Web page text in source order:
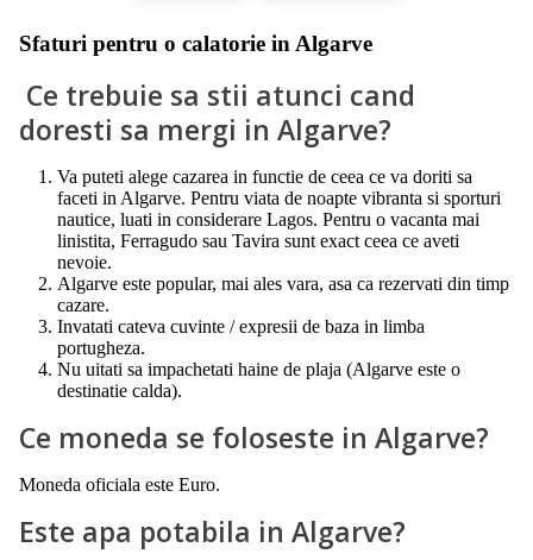
Sfaturi pentru o calatorie in Algarve
Ce trebuie sa stii atunci cand
doresti sa mergi in Algarve?
Va puteti alege cazarea in functie de ceea ce va doriti sa
faceti in Algarve. Pentru viata de noapte vibranta si sporturi
nautice, luati in considerare Lagos. Pentru o vacanta mai
linistita, Ferragudo sau Tavira sunt exact ceea ce aveti
nevoie.
Algarve este popular, mai ales vara, asa ca rezervati din timp
cazare.
Invatati cateva cuvinte / expresii de baza in limba
portugheza.
Nu uitati sa impachetati haine de plaja (Algarve este o
destinatie calda).
Ce moneda se foloseste in Algarve?
Moneda oficiala este Euro.
Este apa potabila in Algarve?